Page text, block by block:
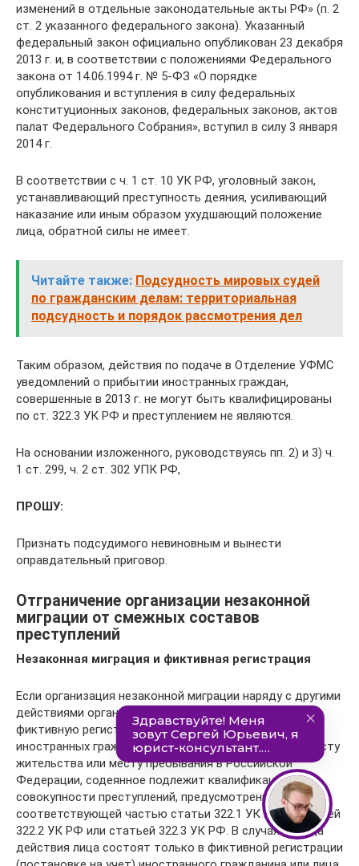
изменений в отдельные законодательные акты РФ» (п. 2
ст. 2 указанного федерального закона). Указанный
федеральный закон официально опубликован 23 декабря
2013 г. и, в соответствии с положениями Федерального
закона от 14.06.1994 г. № 5-ФЗ «О порядке
опубликования и вступления в силу федеральных
конституционных законов, федеральных законов, актов
палат Федерального Собрания», вступил в силу 3 января
2014 г.
В соответствии с ч. 1 ст. 10 УК РФ, уголовный закон,
устанавливающий преступность деяния, усиливающий
наказание или иным образом ухудшающий положение
лица, обратной силы не имеет.
Читайте также: Подсудность мировых судей
по гражданским делам: территориальная
подсудность и порядок рассмотрения дел
Таким образом, действия по подаче в Отделение УФМС
уведомлений о прибытии иностранных граждан,
совершенные в 2013 г. не могут быть квалифицированы
по ст. 322.3 УК РФ и преступлением не являются.
На основании изложенного, руководствуясь пп. 2) и 3) ч.
1 ст. 299, ч. 2 ст. 302 УПК РФ,
ПРОШУ:
Признать подсудимого невиновным и вынести
оправдательный приговор.
Отграничение организации незаконной
миграции от смежных составов
преступлений
Незаконная миграция и фиктивная регистрация
Если организация незаконной миграции наряду с другими
действиями организационного характера включает
фиктивную регистрацию (постановку на учет)
иностранных граждан или лиц без гражданства по месту
жительства или месту пребывания в Российской
Федерации, содеянное подлежит квалификации по
совокупности преступлений, предусмотренных
соответствующей частью статьи 322.1 УК РФ и статьей
322.2 УК РФ или статьей 322.3 УК РФ. В случаях, когда
действия лица состоят только в фиктивной регистрации